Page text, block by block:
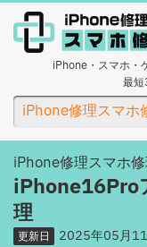
iPhone・スマホ・
最短
iPhone修理スマホ
iPhone修理スマホ
iPhone16Pro
理
更新日 2025年05月